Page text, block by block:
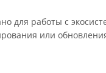
для работы с
или